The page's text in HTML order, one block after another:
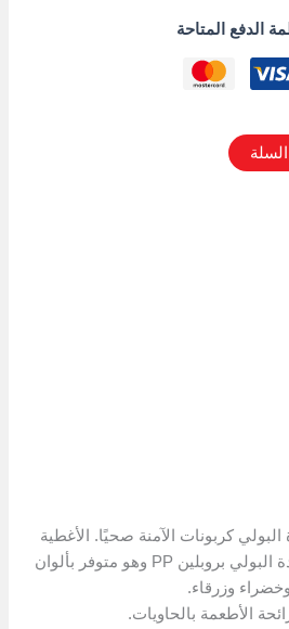
الدفع المتاحة
كربونات الآمنة صحيًا. الأغطية
مصنوعة من مادة البولي بروبلين PP وهو متوفر بألوان
وزرقاء.
الأطعمة بالحاويات.